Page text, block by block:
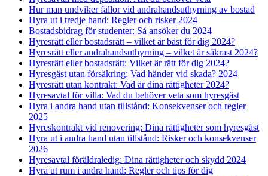
Hur man undviker fällor vid andrahandsuthyrning av bostad
Hyra ut i tredje hand: Regler och risker 2024
Bostadsbidrag för studenter: Så ansöker du 2024
Hyresrätt eller bostadsrätt – vilket är bäst för dig 2024?
Hyresrätt eller andrahandsuthyrning – vilket är säkrast 2024?
Hyresrätt eller bostadsrätt: Vilket är rätt för dig 2024?
Hyresgäst utan försäkring: Vad händer vid skada? 2024
Hyresrätt utan kontrakt: Vad är dina rättigheter 2024?
Hyresavtal för villa: Vad du behöver veta som hyresgäst
Hyra i andra hand utan tillstånd: Konsekvenser och regler
2025
Hyreskontrakt vid renovering: Dina rättigheter som hyresgäst
Hyra ut i andra hand utan tillstånd: Risker och konsekvenser
2026
Hyresavtal föräldraledig: Dina rättigheter och skydd 2024
Hyra ut rum i andra hand: Regler och tips för dig